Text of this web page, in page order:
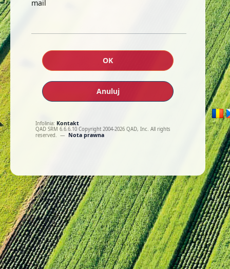
mail
OK
Anuluj
Infolinia: Kontakt
QAD SRM 6.6.6.10 Copyright 2004-2026 QAD, Inc. All rights
reserved.
— Nota prawna